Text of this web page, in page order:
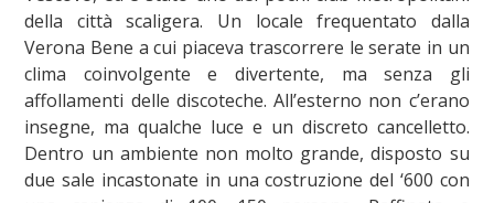
della città scaligera. Un locale frequentato dalla
Verona Bene a cui piaceva trascorrere le serate in un
clima coinvolgente e divertente, ma senza gli
affollamenti delle discoteche. All’esterno non c’erano
insegne, ma qualche luce e un discreto cancelletto.
Dentro un ambiente non molto grande, disposto su
due sale incastonate in una costruzione del ‘600 con